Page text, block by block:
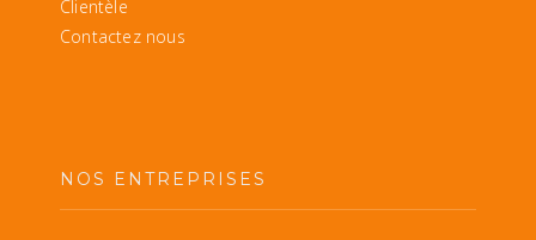
Clientèle
Contactez nous
NOS ENTREPRISES